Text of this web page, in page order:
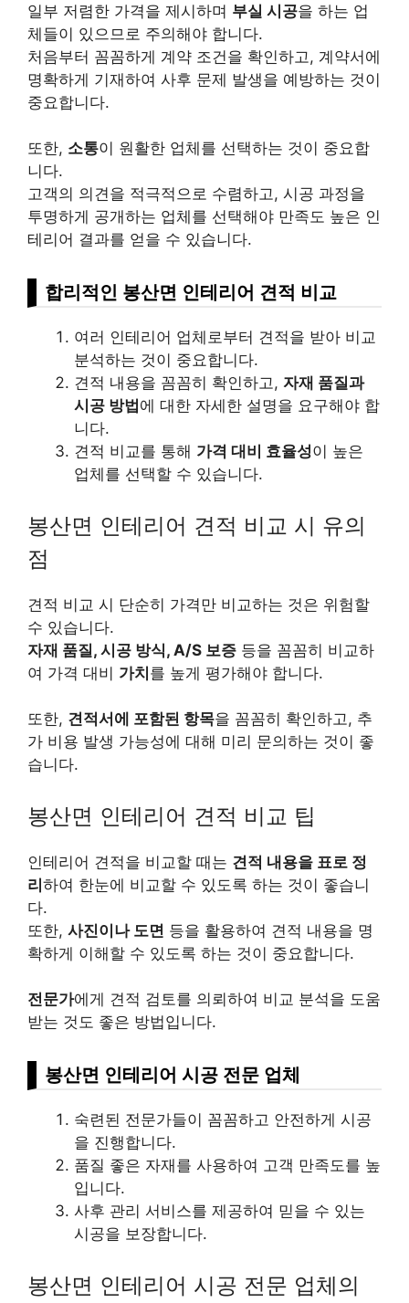
일부 저렴한 가격을 제시하며 부실 시공을 하는 업
체들이 있으므로 주의해야 합니다.
처음부터 꼼꼼하게 계약 조건을 확인하고, 계약서에
명확하게 기재하여 사후 문제 발생을 예방하는 것이
중요합니다.
또한, 소통이 원활한 업체를 선택하는 것이 중요합
니다.
고객의 의견을 적극적으로 수렴하고, 시공 과정을
투명하게 공개하는 업체를 선택해야 만족도 높은 인
테리어 결과를 얻을 수 있습니다.
합리적인 봉산면 인테리어 견적 비교
여러 인테리어 업체로부터 견적을 받아 비교
분석하는 것이 중요합니다.
견적 내용을 꼼꼼히 확인하고, 자재 품질과
시공 방법 에 대한 자세한 설명을 요구해야 합
니다.
견적 비교를 통해 가격 대비 효율성이 높은
업체를 선택할 수 있습니다.
봉산면 인테리어 견적 비교 시 유의
점
견적 비교 시 단순히 가격만 비교하는 것은 위험할
수 있습니다.
자재 품질, 시공 방식, A/S 보증 등을 꼼꼼히 비교하
여 가격 대비 가치를 높게 평가해야 합니다.
또한, 견적서에 포함된 항목을 꼼꼼히 확인하고, 추
가 비용 발생 가능성에 대해 미리 문의하는 것이 좋
습니다.
봉산면 인테리어 견적 비교 팁
인테리어 견적을 비교할 때는 견적 내용을 표로 정
리하여 한눈에 비교할 수 있도록 하는 것이 좋습니
다.
또한, 사진이나 도면 등을 활용하여 견적 내용을 명
확하게 이해할 수 있도록 하는 것이 중요합니다.
전문가에게 견적 검토를 의뢰하여 비교 분석을 도움
받는 것도 좋은 방법입니다.
봉산면 인테리어 시공 전문 업체
숙련된 전문가들이 꼼꼼하고 안전하게 시공
을 진행합니다.
품질 좋은 자재를 사용하여 고객 만족도를 높
입니다.
사후 관리 서비스를 제공하여 믿을 수 있는
시공을 보장합니다.
봉산면 인테리어 시공 전문 업체의